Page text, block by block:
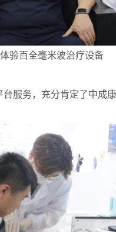
体验百全毫米波治疗设备
务，充分肯定了中成